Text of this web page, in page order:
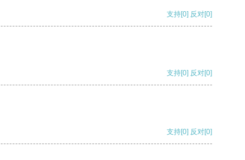
支持[0] 反对[0]
支持[0] 反对[0]
支持[0] 反对[0]